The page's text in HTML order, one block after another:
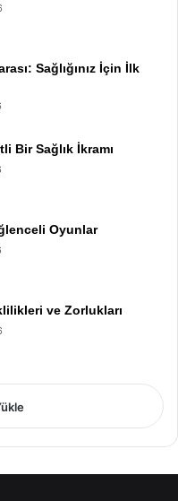
Sağlığınız İçin İlk
Bir Sağlık İkramı
Oyunlar
ve Zorlukları